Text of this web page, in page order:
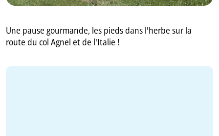
Une pause gourmande, les pieds dans l'herbe sur la
route du col Agnel et de l'Italie !